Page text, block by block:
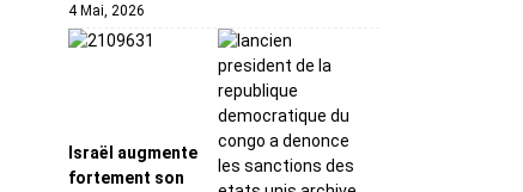
4 Mai, 2026
Israël augmente
fortement son